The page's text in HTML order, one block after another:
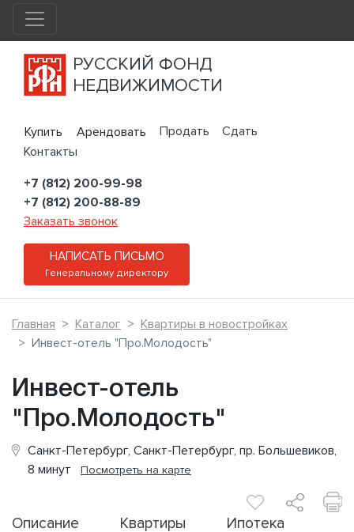
РУССКИЙ ФОНД
НЕДВИЖИМОСТИ
Купить Арендовать Продать
Сдать
Контакты
+7 (812) 200-99-98
+7 (812) 200-88-89
Заказать звонок
НАПИСАТЬ ПИСЬМО
Генеральному директору
Главная Каталог
Квартиры в новостройках
Инвест-отель "Про.Молодость"
Инвест-отель
"Про.Молодость"
Санкт-Петербург, Санкт-Петербург, пр. Большевиков,
8 минут Посмотреть на карте
Описание Квартиры
Ипотека